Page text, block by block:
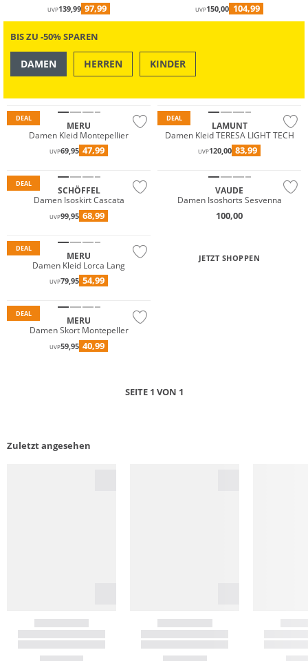
UVP139,99 97,99 UVP150,00 104,99
BIS ZU -50% SPAREN
DAMEN HERREN KINDER
DEAL
MERU
Damen Kleid Montepellier
UVP69,95 47,99
DEAL
LAMUNT
Damen Kleid TERESA LIGHT TECH
UVP120,00 83,99
DEAL
Große Größen
SCHÖFFEL
Damen Isoskirt Cascata
UVP99,95 68,99
Primaloft®
VAUDE
Damen Isoshorts Sesvenna
100,00
DEAL
MERU
Damen Kleid Lorca Lang
UVP79,95 54,99
JETZT SHOPPEN
DEAL
MERU
Damen Skort Montepeller
UVP59,95 40,99
SEITE 1 VON 1
Zuletzt angesehen